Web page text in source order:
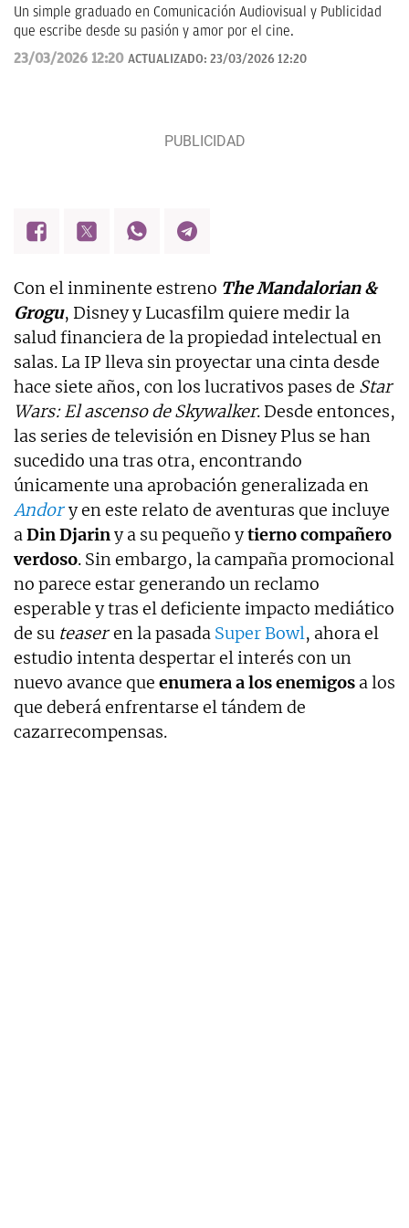
Un simple graduado en Comunicación Audiovisual y Publicidad
que escribe desde su pasión y amor por el cine.
23/03/2026 12:20 ACTUALIZADO: 23/03/2026 12:20
Con el inminente estreno The Mandalorian &
Grogu, Disney y Lucasfilm quiere medir la
salud financiera de la propiedad intelectual en
salas. La IP lleva sin proyectar una cinta desde
hace siete años, con los lucrativos pases de Star
Wars: El ascenso de Skywalker. Desde entonces,
las series de televisión en Disney Plus se han
sucedido una tras otra, encontrando
únicamente una aprobación generalizada en
Andory en este relato de aventuras que incluye
aDin Djariny a su pequeño ytierno compañero
verdoso. Sin embargo, la campaña promocional
no parece estar generando un reclamo
esperable y tras el deficiente impacto mediático
de su teaseren la pasada Super Bowl, ahora el
estudio intenta despertar el interés con un
nuevo avance que enumera a los enemigos a los
que deberá enfrentarse el tándem de
cazarrecompensas.